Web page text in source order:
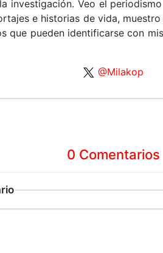
investigación. Veo el
e historias de vida,
que pueden identificarse con
@Milakop
0 Comentarios